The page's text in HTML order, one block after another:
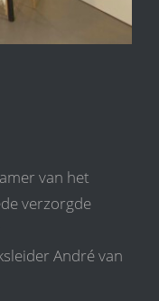
van het
verzorgde
André van